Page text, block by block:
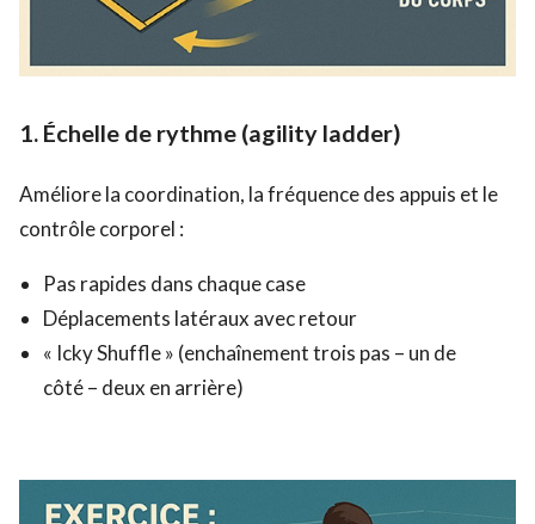
1. Échelle de rythme (agility ladder)
Améliore la coordination, la fréquence des appuis et le
contrôle corporel :
Pas rapides dans chaque case
Déplacements latéraux avec retour
« Icky Shuffle » (enchaînement trois pas – un de
côté – deux en arrière)